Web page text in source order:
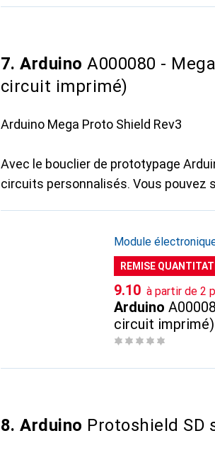
7. Arduino A000080 -
circuit imprimé)
Arduino Mega Proto Shield Rev3
Avec le bouclier de prototypage
circuits personnalisés. Vous pouvez
Module
REMISE
CHF
9.10 à partir de 2
Arduino
circuit imprimé)
8. Arduino Protoshield SD